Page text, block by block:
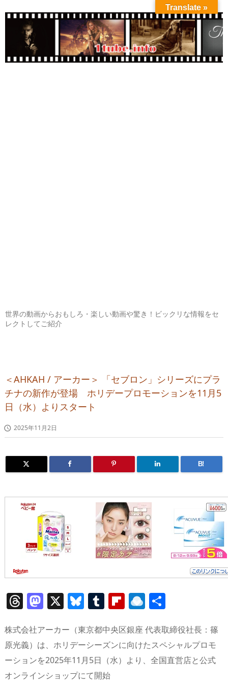
世界の動画からおもしろ・楽しい動画や驚き！ビックリな情報をセ
レクトしてご紹介
＜AHKAH / アーカー＞ 「セブロン」シリーズにプラ
チナの新作が登場 ホリデープロモーションを11月5
日（水）よりスタート
 2025年11月2日
B!
T
re
a
d
M
st
o
d
X Bl
e
sk
y
T
m
bl
r
Fl
b
o
ar
R
n
d
ro
株式会社アーカー（東京都中央区銀座 代表取締役社長：篠
原光義）は、ホリデーシーズンに向けたスペシャルプロモ
ーションを2025年11月5日（水）より、全国直営店と公式
オンラインショップにて開始
Translate »